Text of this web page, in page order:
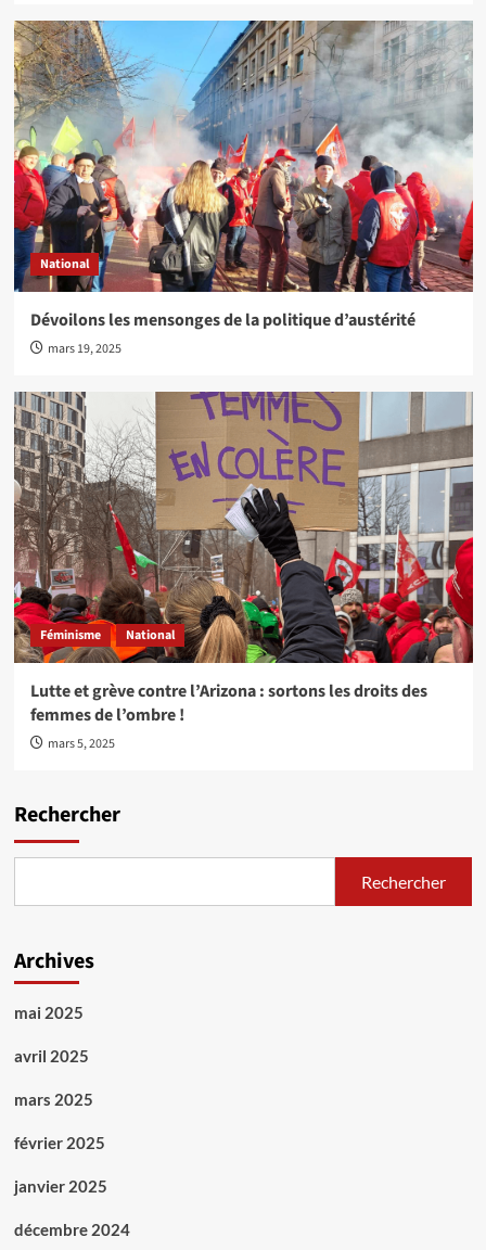
National
Dévoilons les mensonges de la politique d’austérité
mars 19, 2025
Féminisme National
Lutte et grève contre l’Arizona : sortons les droits des
femmes de l’ombre !
mars 5, 2025
Rechercher
Rechercher
Archives
mai 2025
avril 2025
mars 2025
février 2025
janvier 2025
décembre 2024